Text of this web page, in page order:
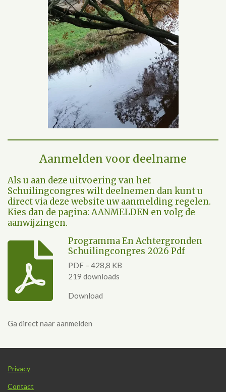
Aanmelden voor deelname
Als u aan deze uitvoering van het
Schuilingcongres wilt deelnemen dan kunt u
direct via deze website uw aanmelding regelen.
Kies dan de pagina: AANMELDEN en volg de
aanwijzingen.
Programma En Achtergronden
Schuilingcongres 2026 Pdf
PDF – 428,8 KB
219 downloads
Download
Ga direct naar aanmelden
Privacy
Contact